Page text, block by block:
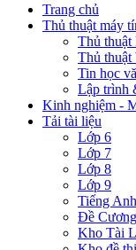
Trang chủ
Thủ thuật máy
Thủ thuật
Thủ thuật
Tin học
Lập trình
Kinh nghiệm -
Tải tài liệu
Lớp 6
Lớp 7
Lớp 8
Lớp 9
Tiếng Anh
Đề
Kho Tài